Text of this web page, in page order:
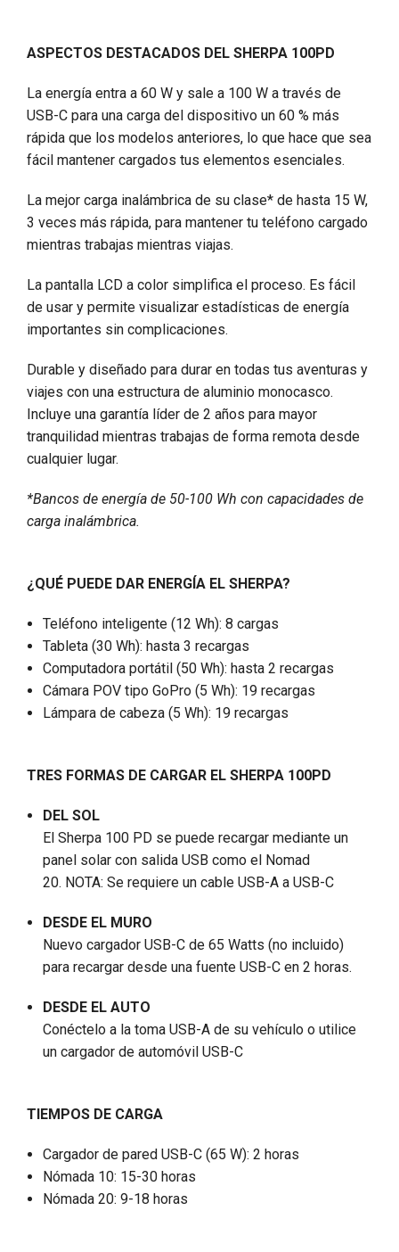
ASPECTOS DESTACADOS DEL SHERPA 100PD
La energía entra a 60 W y sale a 100 W a través de
USB-C para una carga del dispositivo un 60 % más
rápida que los modelos anteriores, lo que hace que sea
fácil mantener cargados tus elementos esenciales.
La mejor carga inalámbrica de su clase* de hasta 15 W,
3 veces más rápida, para mantener tu teléfono cargado
mientras trabajas mientras viajas.
La pantalla LCD a color simplifica el proceso. Es fácil
de usar y permite visualizar estadísticas de energía
importantes sin complicaciones.
Durable y diseñado para durar en todas tus aventuras y
viajes con una estructura de aluminio monocasco.
Incluye una garantía líder de 2 años para mayor
tranquilidad mientras trabajas de forma remota desde
cualquier lugar.
*Bancos de energía de 50-100 Wh con capacidades de
carga inalámbrica.
¿QUÉ PUEDE DAR ENERGÍA EL SHERPA?
Teléfono inteligente (12 Wh): 8 cargas
Tableta (30 Wh): hasta 3 recargas
Computadora portátil (50 Wh): hasta 2 recargas
Cámara POV tipo GoPro (5 Wh): 19 recargas
Lámpara de cabeza (5 Wh): 19 recargas
TRES FORMAS DE CARGAR EL SHERPA 100PD
DEL SOL
El Sherpa 100 PD se puede recargar mediante un
panel solar con salida USB como el Nomad
20. NOTA: Se requiere un cable USB-A a USB-C
DESDE EL MURO
Nuevo cargador USB-C de 65 Watts (no incluido)
para recargar desde una fuente USB-C en 2 horas.
DESDE EL AUTO
Conéctelo a la toma USB-A de su vehículo o utilice
un cargador de automóvil USB-C
TIEMPOS DE CARGA
Cargador de pared USB-C (65 W): 2 horas
Nómada 10: 15-30 horas
Nómada 20: 9-18 horas